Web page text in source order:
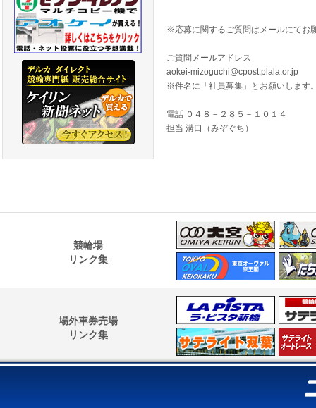
※応募に関するご質問はメールにてお
ご質問メールアドレス
aokei-mizoguchi@cpost.plala.or.jp
※件名に「社員募集」とお願いします
電話 ０４８－２８５－１０１４
担当 溝口（みぞぐち）
競輪場
リンク集
場外車券売場
リンク集